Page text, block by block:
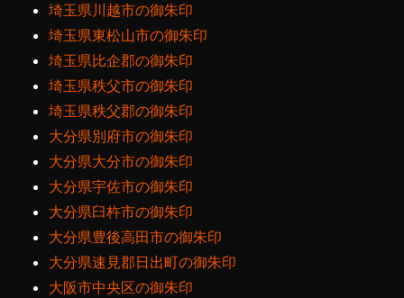
埼玉県川越市の御朱印
埼玉県東松山市の御朱印
埼玉県比企郡の御朱印
埼玉県秩父市の御朱印
埼玉県秩父郡の御朱印
大分県別府市の御朱印
大分県大分市の御朱印
大分県宇佐市の御朱印
大分県臼杵市の御朱印
大分県豊後高田市の御朱印
大分県速見郡日出町の御朱印
大阪市中央区の御朱印